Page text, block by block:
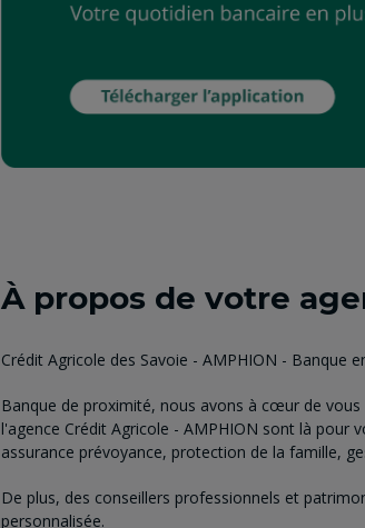
À propos de votre
Crédit Agricole des Savoie - AMPHION - Banque
Banque de proximité, nous avons à cœur de
l'agence Crédit Agricole - AMPHION sont là pour
assurance prévoyance, protection de la famille,
De plus, des conseillers professionnels et
personnalisée.